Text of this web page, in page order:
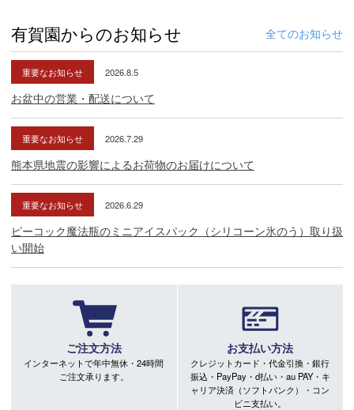
有賀園からのお知らせ 全てのお知らせ
重要なお知らせ 2026.8.5
お盆中の営業・配送について
重要なお知らせ 2026.7.29
熊本県地震の影響によるお荷物のお届けについて
重要なお知らせ 2026.6.29
ピーコック魔法瓶のミニアイスパック（シリコーン氷のう）取り扱
い開始
ご注文方法
インターネットで年中無休・24時間
ご注文承ります。
お支払い方法
クレジットカード・代金引換・銀行
振込・PayPay・d払い・au PAY・キ
ャリア決済（ソフトバンク）・コン
ビニ支払い。